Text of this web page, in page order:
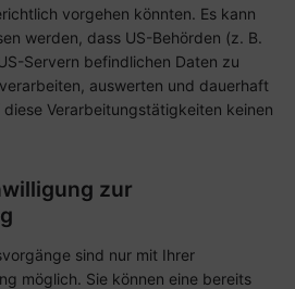
vorgehen könnten. Es kann
werden, dass US-Behörden (z. B.
Servern befindlichen Daten zu
auswerten und dauerhaft
Verarbeitungstätigkeiten keinen
zur
sind nur mit Ihrer
möglich. Sie können eine bereits